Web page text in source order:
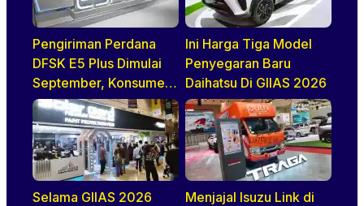
Pengiriman Perdana
DFSK E5 Plus Dimulai
September, Konsumen
Diajak Tur Pabrik
Ini Harga Tiga Model
Penyegaran Baru
Daihatsu Di GIIAS 2026
Selama GIIAS 2026
Menjajal Isuzu Link di